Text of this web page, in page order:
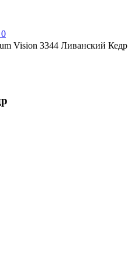
0
Vision 3344 Ливанский Кедр